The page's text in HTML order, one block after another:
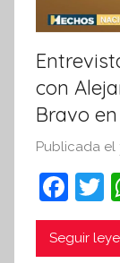
con
Bravo
Publicada el
F
a
c
Seguir